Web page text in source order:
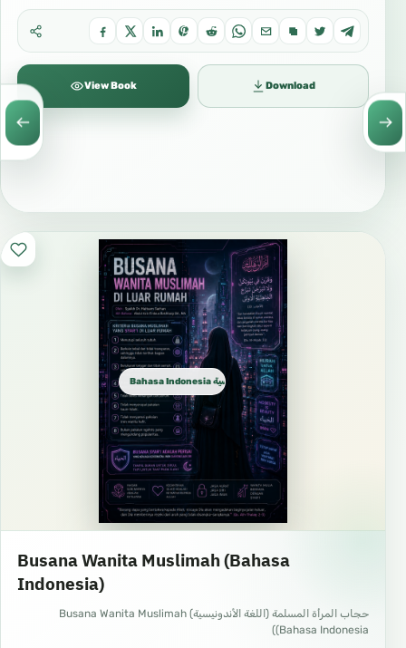
View Book Download
Bahasa Indonesia الإندونيسية
Busana Wanita Muslimah (Bahasa
Indonesia)
حجاب المرأة المسلمة (اللغة الأندونيسية) Busana Wanita Muslimah
(Bahasa Indonesia)